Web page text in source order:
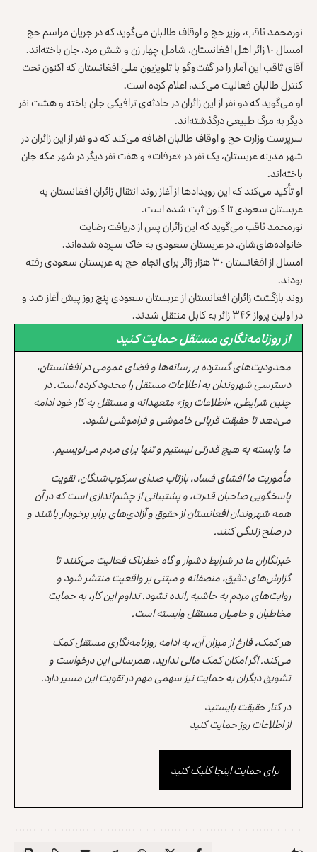
نورمحمد ثاقب، وزیر حج و اوقاف طالبان می‌گوید که در جریان مراسم حج
امسال ۱۰ زائر اهل افغانستان، شامل چهار زن و شش مرد، جان باخته‌اند.
آقای ثاقب این آمار را در گفت‌وگو با تلویزیون ملی افغانستان که اکنون تحت
کنترل طالبان فعالیت می‌کند، اعلام کرده است.
او می‌گوید که دو نفر از این زائران در حادثه‌‌ی ترافیکی جان باخته‌ و هشت نفر
دیگر به مرگ طبیعی درگذشته‌اند.
سرپرست وزارت حج و اوقاف طالبان اضافه می‌کند که دو نفر از این زائران در
شهر مدینه عربستان، یک نفر در «عرفات» و هفت نفر دیگر در شهر مکه جان
باخته‌اند.
او تأکید می‌کند که این رویدادها از آغاز روند انتقال زائران افغانستان به
عربستان سعودی تا کنون ثبت شده است.
نورمحمد ثاقب می‌گوید که این زائران پس از دریافت رضایت
خانواده‌های‌شان، در عربستان سعودی به خاک سپرده شده‌اند.
امسال از افغانستان ۳۰ هزار زائر برای انجام حج به عربستان سعودی رفته
بودند.
روند بازگشت زائران افغانستان از عربستان سعودی پنج روز پیش آغاز شد و
در اولین پرواز ۳۴۶ زائر به کابل منتقل شدند.
از روزنامه‌نگاری مستقل حمایت کنید
محدودیت‌های گسترده بر رسانه‌ها و فضای عمومی در افغانستان،
دسترسی شهروندان به اطلاعات مستقل را محدود کرده است. در
چنین شرایطی، «اطلاعات روز» متعهدانه و مستقل به کار خود ادامه
می‌دهد تا حقیقت قربانی خاموشی و فراموشی نشود.
ما وابسته به هیچ قدرتی نیستیم و تنها برای مردم می‌نویسیم.
مأموریت ما افشای فساد، بازتاب صدای سرکوب‌شدگان، تقویت
پاسخگویی صاحبان قدرت، و پشتیبانی از چشم‌اندازی است که در آن
همه شهروندان افغانستان از حقوق و آزادی‌های برابر برخوردار باشند و
در صلح زندگی کنند.
خبرنگاران ما در شرایط دشوار و گاه خطرناک فعالیت می‌کنند تا
گزارش‌های دقیق، منصفانه و مبتنی بر واقعیت منتشر شود و
روایت‌های مردم به حاشیه رانده نشود. تداوم این کار، به حمایت
مخاطبان و حامیان مستقل وابسته است.
هر کمک، فارغ از میزان آن، به ادامه روزنامه‌نگاری مستقل کمک
می‌کند. اگر امکان کمک مالی ندارید، همرسانی این درخواست و
تشویق دیگران به حمایت نیز سهمی مهم در تقویت این مسیر دارد.
در کنار حقیقت بایستید
از اطلاعات روز حمایت کنید
برای حمایت اینجا کلیک کنید